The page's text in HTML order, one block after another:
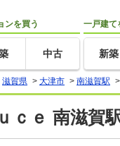
ンを買う
中古
一戸建て
新築
滋賀県 > 大津市 > 南滋賀駅 >
ｃｅ 南滋賀